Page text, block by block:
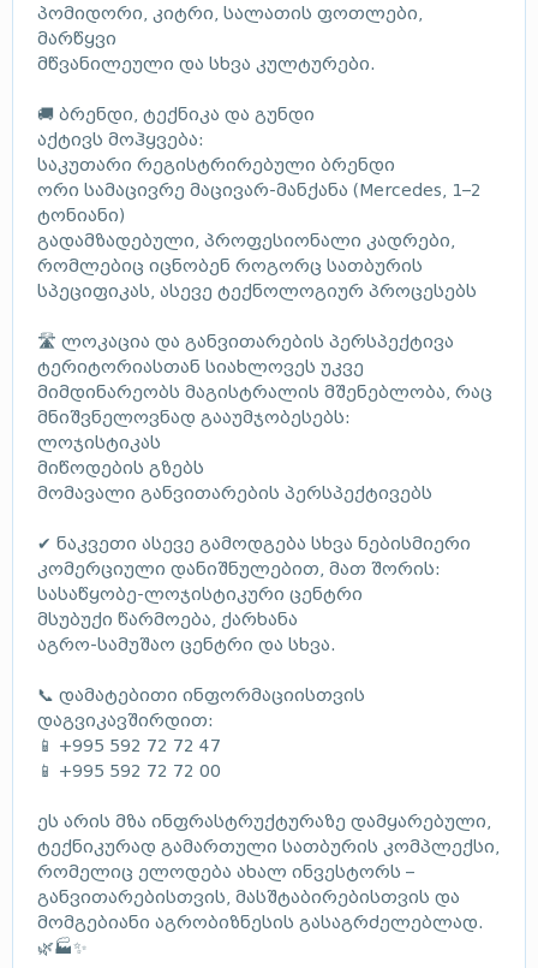
პომიდორი, კიტრი, სალათის ფოთლები,
მარწყვი
მწვანილეული და სხვა კულტურები.
🚚 ბრენდი, ტექნიკა და გუნდი
აქტივს მოჰყვება:
საკუთარი რეგისტრირებული ბრენდი
ორი სამაცივრე მაცივარ-მანქანა (Mercedes, 1–2
ტონიანი)
გადამზადებული, პროფესიონალი კადრები,
რომლებიც იცნობენ როგორც სათბურის
სპეციფიკას, ასევე ტექნოლოგიურ პროცესებს
🛣 ლოკაცია და განვითარების პერსპექტივა
ტერიტორიასთან სიახლოვეს უკვე
მიმდინარეობს მაგისტრალის მშენებლობა, რაც
მნიშვნელოვნად გააუმჯობესებს:
ლოჯისტიკას
მიწოდების გზებს
მომავალი განვითარების პერსპექტივებს
✔ ნაკვეთი ასევე გამოდგება სხვა ნებისმიერი
კომერციული დანიშნულებით, მათ შორის:
სასაწყობე-ლოჯისტიკური ცენტრი
მსუბუქი წარმოება, ქარხანა
აგრო-სამუშაო ცენტრი და სხვა.
📞 დამატებითი ინფორმაციისთვის
დაგვიკავშირდით:
📱 +995 592 72 72 47
📱 +995 592 72 72 00
ეს არის მზა ინფრასტრუქტურაზე დამყარებული,
ტექნიკურად გამართული სათბურის კომპლექსი,
რომელიც ელოდება ახალ ინვესტორს –
განვითარებისთვის, მასშტაბირებისთვის და
მომგებიანი აგრობიზნესის გასაგრძელებლად.
🌿🏭✨